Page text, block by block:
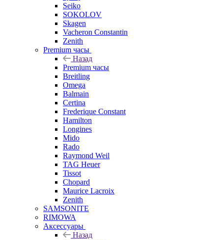
Seiko
SOKOLOV
Skagen
Vacheron Constantin
Zenith
Premium часы
Назад
Premium часы
Breitling
Omega
Balmain
Certina
Frederique Constant
Hamilton
Longines
Mido
Rado
Raymond Weil
TAG Heuer
Tissot
Chopard
Maurice Lacroix
Zenith
SAMSONITE
RIMOWA
Аксессуары
Назад